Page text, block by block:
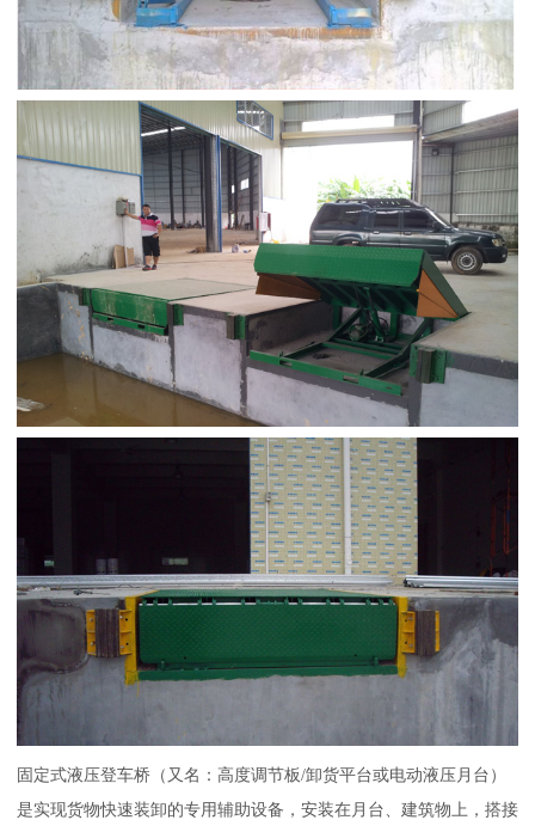
固定式液压登车桥（又名：高度调节板/卸货平台或电动液压月台）
是实现货物快速装卸的专用辅助设备，安装在 月台、建筑物上，搭接